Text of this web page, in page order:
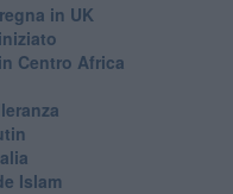
in UK
Centro Africa
Islam